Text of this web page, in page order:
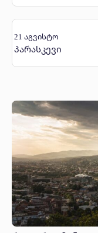
21 აგვისტო
პარასკევი